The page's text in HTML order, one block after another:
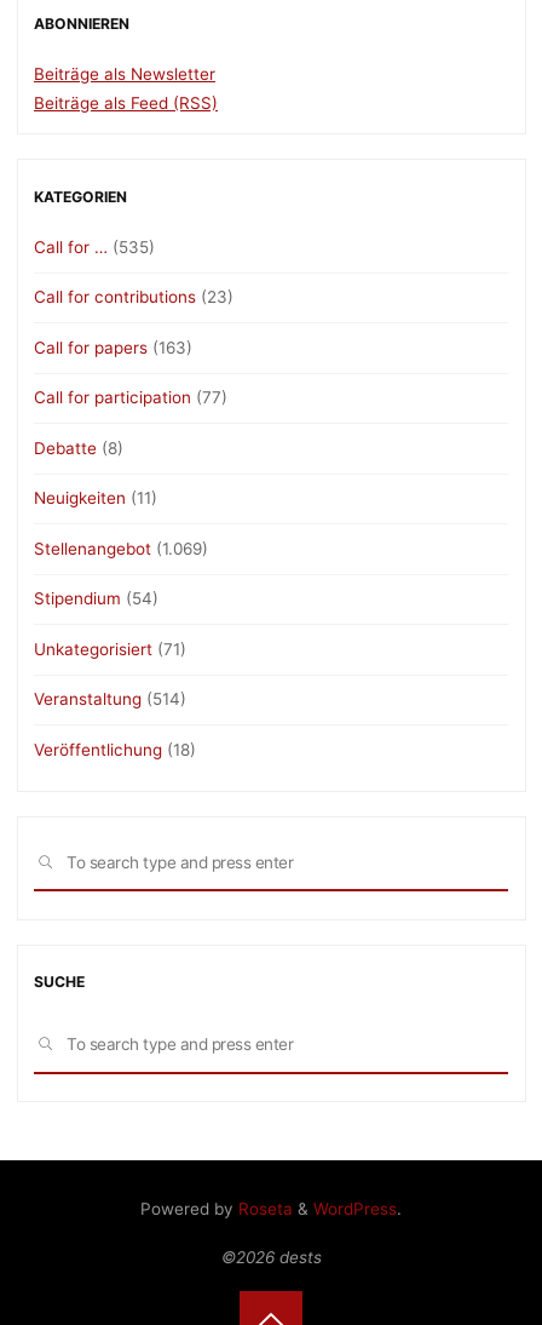
ABONNIEREN
Beiträge als Newsletter
Beiträge als Feed (RSS)
KATEGORIEN
Call for … (535)
Call for contributions (23)
Call for papers (163)
Call for participation (77)
Debatte (8)
Neuigkeiten (11)
Stellenangebot (1.069)
Stipendium (54)
Unkategorisiert (71)
Veranstaltung (514)
Veröffentlichung (18)
SEARCH
SUCHE
SEARCH
Powered by Roseta & WordPress.
©2026 dests